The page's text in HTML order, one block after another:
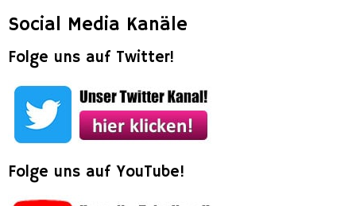
Social Media Kanäle
Folge uns auf Twitter!
Folge uns auf YouTube!